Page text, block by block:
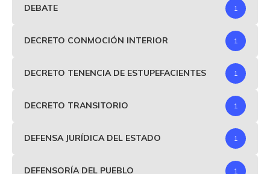
DEBATE 1
DECRETO CONMOCIÓN INTERIOR 1
DECRETO TENENCIA DE ESTUPEFACIENTES 1
DECRETO TRANSITORIO 1
DEFENSA JURÍDICA DEL ESTADO 1
DEFENSORÍA DEL PUEBLO 1